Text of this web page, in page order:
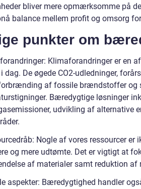
bliver mere opmærksomme på
balance mellem profit og omsorg
punkter om
Klimaforandringer er en
dag. De øgede CO2-udledninger,
af fossile brændstoffer og
Bæredygtige løsninger
udvikling af alternative
Nogle af vores ressourcer er
og mere udtømte. Det er vigtigt at
af materialer samt reduktion af
aspekter: Bæredygtighed handler